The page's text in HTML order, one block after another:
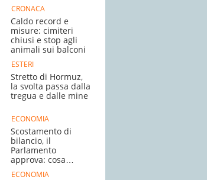
CRONACA
Caldo record e
misure: cimiteri
chiusi e stop agli
animali sui balconi
ESTERI
Stretto di Hormuz,
la svolta passa dalla
tregua e dalle mine
ECONOMIA
Scostamento di
bilancio, il
Parlamento
approva: cosa
succede adesso
ECONOMIA